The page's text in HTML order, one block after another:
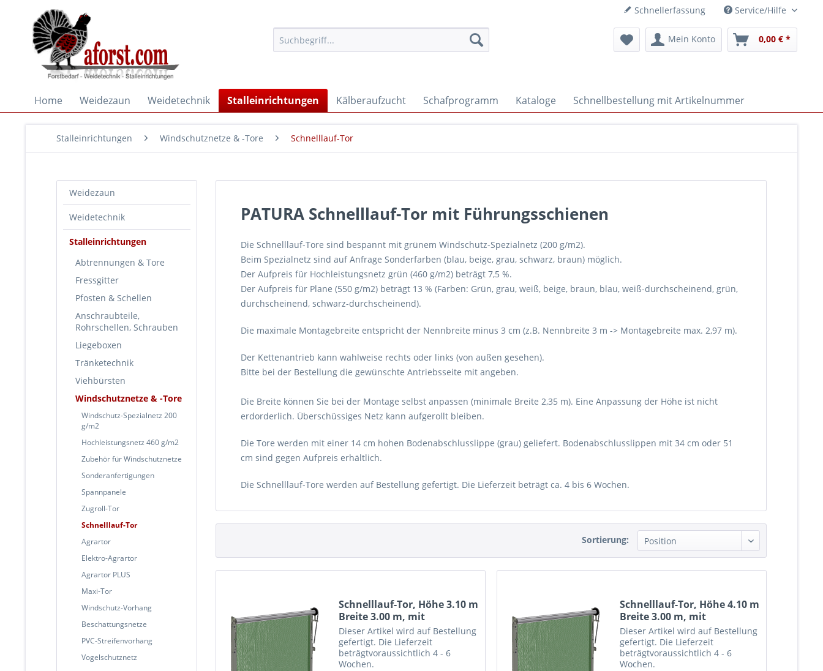
Schnellerfassung Service/Hilfe
Mein Konto 0,00 € *
Home Weidezaun Weidetechnik Stalleinrichtungen Kälberaufzucht Schafprogramm Kataloge Schnellbestellung mit Artikelnummer
Stalleinrichtungen Windschutznetze & -Tore Schnelllauf-Tor
Weidezaun
Weidetechnik
Stalleinrichtungen
Abtrennungen & Tore
Fressgitter
Pfosten & Schellen
Anschraubteile,
Rohrschellen, Schrauben
Liegeboxen
Tränketechnik
Viehbürsten
Windschutznetze & -Tore
Windschutz-Spezialnetz 200
g/m2
Hochleistungsnetz 460 g/m2
Zubehör für Windschutznetze
Sonderanfertigungen
Spannpanele
Zugroll-Tor
Schnelllauf-Tor
Agrartor
Elektro-Agrartor
Agrartor PLUS
Maxi-Tor
Windschutz-Vorhang
Beschattungsnetze
PVC-Streifenvorhang
Vogelschutznetz
PATURA Schnelllauf-Tor mit Führungsschienen
Die Schnelllauf-Tore sind bespannt mit grünem Windschutz-Spezialnetz (200 g/m2).
Beim Spezialnetz sind auf Anfrage Sonderfarben (blau, beige, grau, schwarz, braun) möglich.
Der Aufpreis für Hochleistungsnetz grün (460 g/m2) beträgt 7,5 %.
Der Aufpreis für Plane (550 g/m2) beträgt 13 % (Farben: Grün, grau, weiß, beige, braun, blau, weiß-durchscheinend, grün,
durchscheinend, schwarz-durchscheinend).
Die maximale Montagebreite entspricht der Nennbreite minus 3 cm (z.B. Nennbreite 3 m -> Montagebreite max. 2,97 m).
Der Kettenantrieb kann wahlweise rechts oder links (von außen gesehen).
Bitte bei der Bestellung die gewünschte Antriebsseite mit angeben.
Die Breite können Sie bei der Montage selbst anpassen (minimale Breite 2,35 m). Eine Anpassung der Höhe ist nicht
erdorderlich. Überschüssiges Netz kann aufgerollt bleiben.
Die Tore werden mit einer 14 cm hohen Bodenabschlusslippe (grau) geliefert. Bodenabschlusslippen mit 34 cm oder 51
cm sind gegen Aufpreis erhältlich.
Die Schnelllauf-Tore werden auf Bestellung gefertigt. Die Lieferzeit beträgt ca. 4 bis 6 Wochen.
Sortierung:
Schnelllauf-Tor, Höhe 3.10 m
Breite 3.00 m, mit
Führungsschiene
Dieser Artikel wird auf Bestellung
gefertigt. Die Lieferzeit
beträgtvoraussichtlich 4 - 6
Wochen.
Schnelllauf-Tor, Höhe 4.10 m
Breite 3.00 m, mit
Führungsschiene
Dieser Artikel wird auf Bestellung
gefertigt. Die Lieferzeit
beträgtvoraussichtlich 4 - 6
Wochen.